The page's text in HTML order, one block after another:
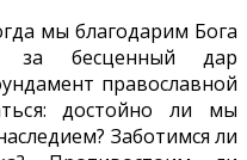
мы благодарим Бога
за бесценный дар
православной
достойно ли мы
Заботимся ли